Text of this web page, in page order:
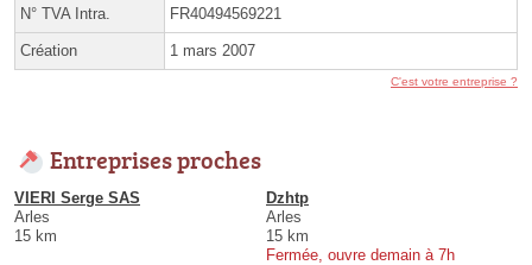
N° TVA Intra. FR40494569221
Création 1 mars 2007
C'est votre entreprise ?
Entreprises proches
VIERI Serge SAS
Arles
15 km
Dzhtp
Arles
15 km
Fermée, ouvre demain à 7h